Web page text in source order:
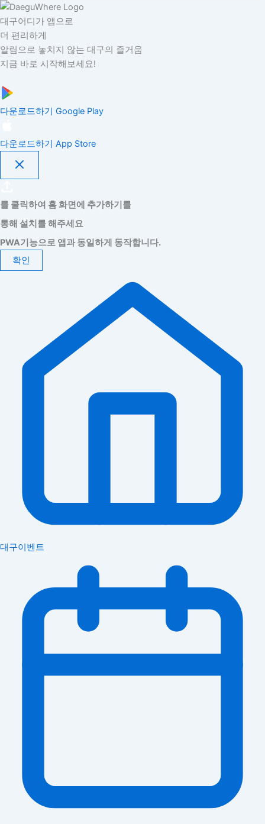
대구어디가 앱으로
더 편리하게
알림으로 놓치지 않는 대구의 즐거움
지금 바로 시작해보세요!
다운로드하기 Google Play
다운로드하기 App Store
를 클릭하여 홈 화면에 추가하기를
통해 설치를 해주세요
PWA기능으로 앱과 동일하게 동작합니다.
확인
대구이벤트